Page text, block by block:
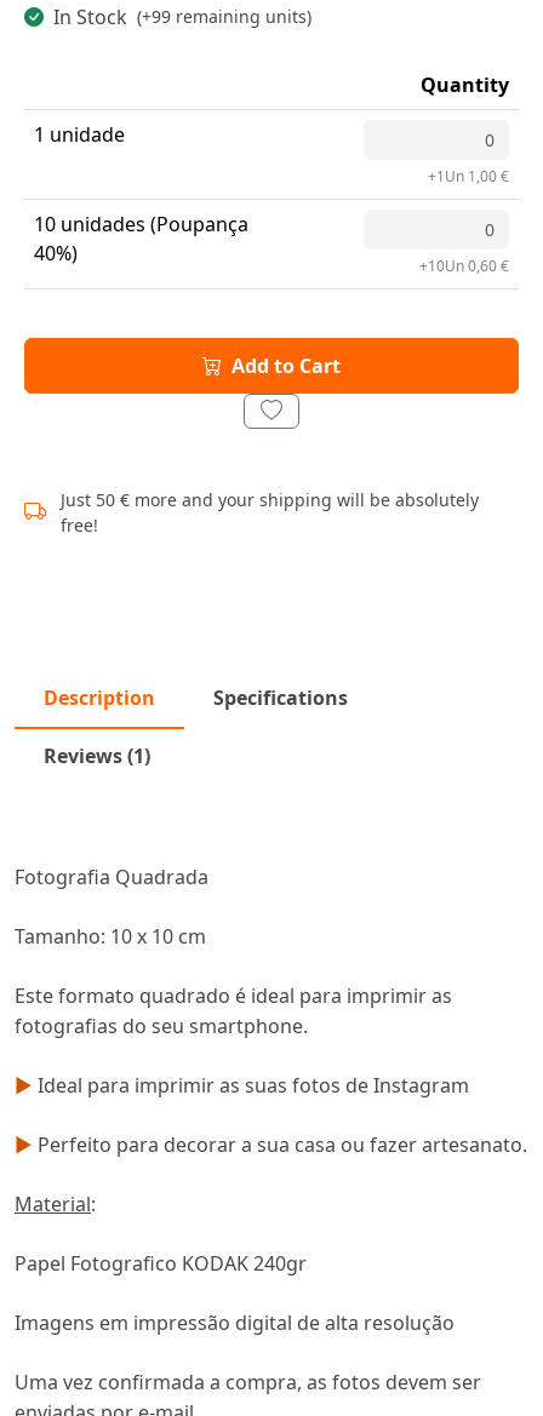
In Stock (+99 remaining units)
Quantity
1 unidade
+1Un 1,00 €
10 unidades (Poupança
40%)
+10Un 0,60 €
Add to Cart
Just 50 € more and your shipping will be absolutely
free!
Description Specifications
Reviews (1)
Fotografia Quadrada
Tamanho: 10 x 10 cm
Este formato quadrado é ideal para imprimir as
fotografias do seu smartphone.
► Ideal para imprimir as suas fotos de Instagram
► Perfeito para decorar a sua casa ou fazer artesanato.
Material:
Papel Fotografico KODAK 240gr
Imagens em impressão digital de alta resolução
Uma vez confirmada a compra, as fotos devem ser